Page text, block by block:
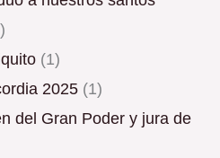
(1)
2025 (1)